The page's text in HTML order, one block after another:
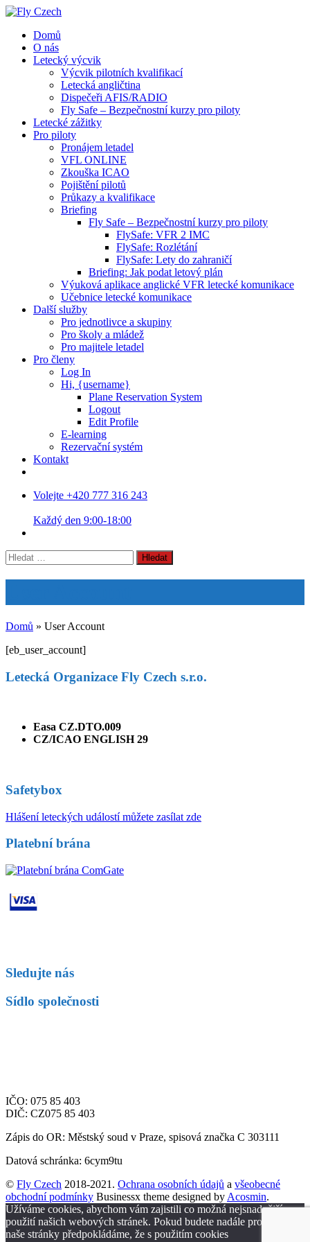
Domů
O nás
Letecký výcvik
Výcvik pilotních kvalifikací
Letecká angličtina
Dispečeři AFIS/RADIO
Fly Safe – Bezpečnostní kurzy pro piloty
Letecké zážitky
Pro piloty
Pronájem letadel
VFL ONLINE
Zkouška ICAO
Pojištění pilotů
Průkazy a kvalifikace
Briefing
Fly Safe – Bezpečnostní kurzy pro piloty
FlySafe: VFR 2 IMC
FlySafe: Rozlétání
FlySafe: Lety do zahraničí
Briefing: Jak podat letový plán
Výuková aplikace anglické VFR letecké komunikace
Učebnice letecké komunikace
Další služby
Pro jednotlivce a skupiny
Pro školy a mládež
Pro majitele letadel
Pro členy
Log In
Hi, {username}
Plane Reservation System
Logout
Edit Profile
E-learning
Rezervační systém
Kontakt
Volejte +420 777 316 243
Každý den 9:00-18:00
Vyhledávání
Domů » User Account
[eb_user_account]
Letecká Organizace Fly Czech s.r.o.
Easa CZ.DTO.009
CZ/ICAO ENGLISH 29
Safetybox
Hlášení leteckých událostí můžete zasílat zde
Platební brána
Sledujte nás
Sídlo společnosti
IČO: 075 85 403
DIČ: CZ075 85 403
Zápis do OR: Městský soud v Praze, spisová značka C 303111
Datová schránka: 6cym9tu
© Fly Czech 2018-2021. Ochrana osobních údajů a všeobecné
obchodní podmínky Businessx theme designed by Acosmin.
Užíváme cookies, abychom vám zajistili co možná nejsnadnější
použití našich webových stránek. Pokud budete nadále prohlížet
naše stránky předpokládáme, že s použitím cookies